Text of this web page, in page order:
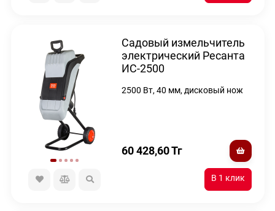
Садовый измельчитель
электрический Ресанта
ИС-2500
2500 Вт, 40 мм, дисковый нож
60 428,60Тг